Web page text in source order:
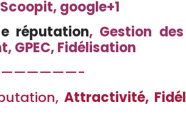
Scoopit,google+1
e réputation, Gestion
GPEC,Fidélisation
Attractivité,